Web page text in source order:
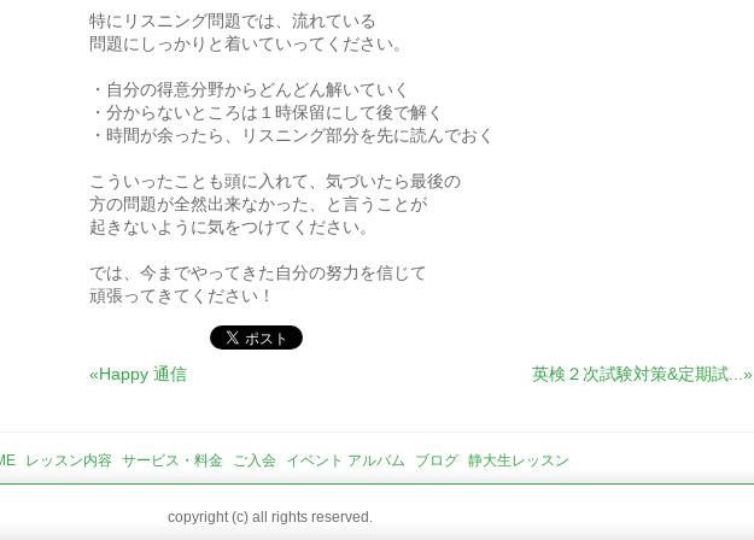
特にリスニング問題では、流れている
問題にしっかりと着いていってください。
・自分の得意分野からどんどん解いていく
・分からないところは１時保留にして後で解く
・時間が余ったら、リスニング部分を先に読んでおく
こういったことも頭に入れて、気づいたら最後の
方の問題が全然出来なかった、と言うことが
起きないように気をつけてください。
では、今までやってきた自分の努力を信じて
頑張ってきてください！
«Happy 通信 英検２次試験対策&定期試...»
レッスン内容 サービス・料金 ご入会 イベント アルバム ブログ 静大生レッスン
copyright (c) all rights reserved.